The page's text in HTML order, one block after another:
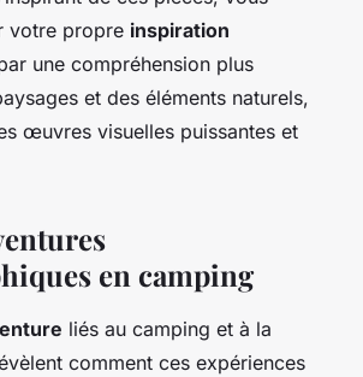
votre propre inspiration
une compréhension plus
et des éléments naturels,
œuvres visuelles puissantes et
en camping
liés au camping et à la
comment ces expériences